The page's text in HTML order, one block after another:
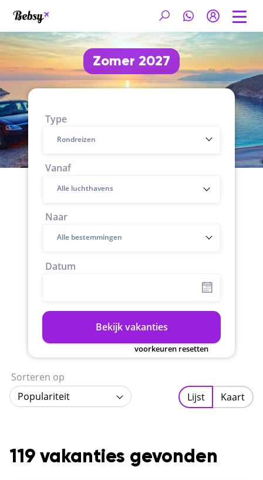
Zomer 2027
Type
Rondreizen
Vanaf
Naar
Alle bestemmingen
Datum
Bekijk vakanties
voorkeuren resetten
119 vakanties gevonden
Sorteren op
Populariteit
Lijst Kaart